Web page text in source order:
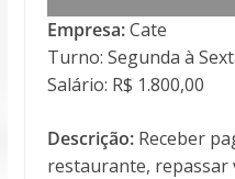
Empresa:Cate
Turno: Segunda à
Salário: R$ 1.800,00
Descrição:Receber
restaurante,